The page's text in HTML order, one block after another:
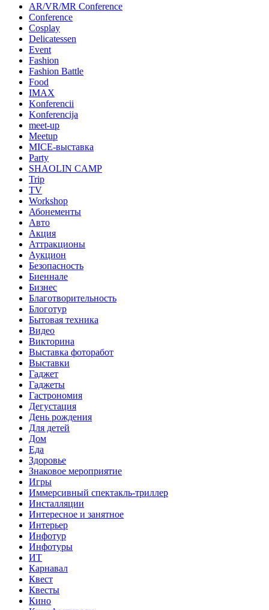
AR/VR/MR Conference
Conference
Cosplay
Delicatessen
Event
Fashion
Fashion Battle
Food
IMAX
Konferencii
Konferencija
meet-up
Meetup
MICE-выставка
Party
SHAOLIN CAMP
Trip
TV
Workshop
Абонементы
Авто
Акция
Аттракционы
Аукцион
Безопасность
Биеннале
Бизнес
Благотворительность
Блоготур
Бытовая техника
Видео
Викторина
Выставка фоторабот
Выставки
Гаджет
Гаджеты
Гастрономия
Дегустация
День рождения
Для детей
Дом
Еда
Здоровье
Знаковое мероприятие
Игры
Иммерсивный спектакль-триллер
Инсталляции
Интересное и занятное
Интерьер
Инфотур
Инфотуры
ИТ
Карнавал
Квест
Квесты
Кино